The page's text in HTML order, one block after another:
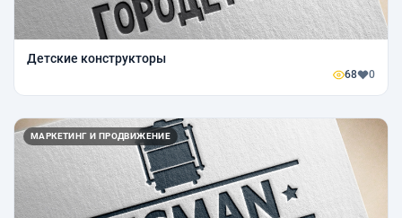
Детские конструкторы
68 0
МАРКЕТИНГ И ПРОДВИЖЕНИЕ